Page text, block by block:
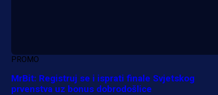
PROMO
MrBit: Registruj se i isprati finale Svjetskog
prvenstva uz bonus dobrodošlice